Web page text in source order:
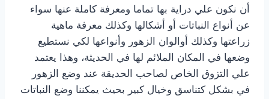
أن نكون علي دراية بها تماما ومعرفة كاملة عنها سواء
عن أنواع النباتات أو أشكالها وكذلك معرفة ماهية
زراعتها وكذلك أوالوان الزهور وأنواعها لكي نستطيع
وضعها في المكان الملائم لها في الحديثة، وهذا يعتمد
علي التزوق الخاص لصاحب الحديقة عند وضع الزهور
في بشكل كتناسق وخيال كبير بحيث يمكننا وضع النباتات